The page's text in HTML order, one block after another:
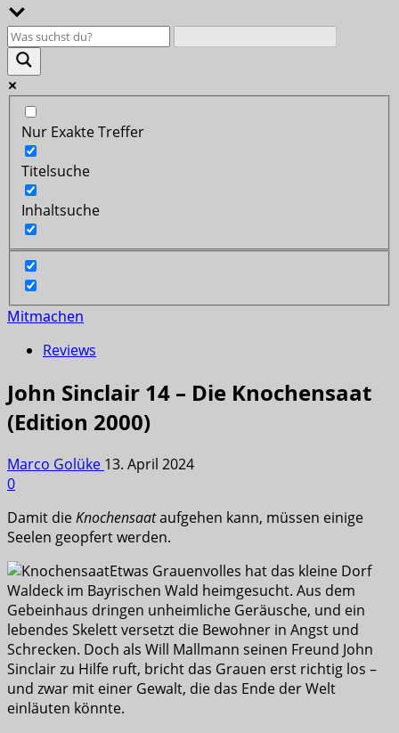
Nur Exakte Treffer
Titelsuche
Inhaltsuche
Mitmachen
Reviews
John Sinclair 14 – Die Knochensaat
(Edition 2000)
Marco Golüke 13. April 2024
0
Damit dieKnochensaataufgehen kann, müssen einige
Seelen geopfert werden.
Etwas Grauenvolles hat das kleine Dorf
Waldeck im Bayrischen Wald heimgesucht. Aus dem
Gebeinhaus dringen unheimliche Geräusche, und ein
lebendes Skelett versetzt die Bewohner in Angst und
Schrecken. Doch als Will Mallmann seinen Freund John
Sinclair zu Hilfe ruft, bricht das Grauen erst richtig los –
und zwar mit einer Gewalt, die das Ende der Welt
einläuten könnte.